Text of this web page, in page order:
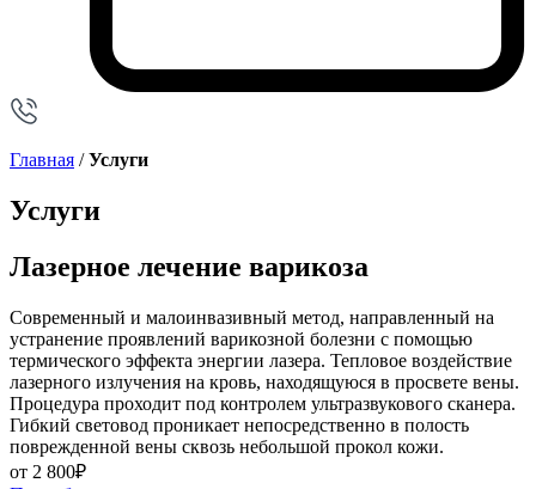
Главная /Услуги
Услуги
Лазерное лечение варикоза
Современный и малоинвазивный метод, направленный на
устранение проявлений варикозной болезни с помощью
термического эффекта энергии лазера. Тепловое воздействие
лазерного излучения на кровь, находящуюся в просвете вены.
Процедура проходит под контролем ультразвукового сканера.
Гибкий световод проникает непосредственно в полость
поврежденной вены сквозь небольшой прокол кожи.
от 2 800₽